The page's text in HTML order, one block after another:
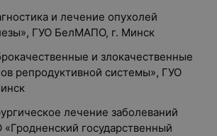
и лечение опухолей
ГУО БелМАПО, г. Минск
и злокачественные
репродуктивной системы», ГУО
лечение заболеваний
государственный